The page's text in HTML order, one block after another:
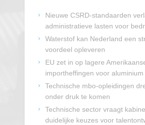
Nieuwe CSRD-standaarden
administratieve lasten voor
Waterstof kan Nederland een
voordeel opleveren
EU zet in op lagere
importheffingen voor aluminium
Technische mbo-opleidingen
onder druk te komen
Technische sector vraagt
duidelijke keuzes voor